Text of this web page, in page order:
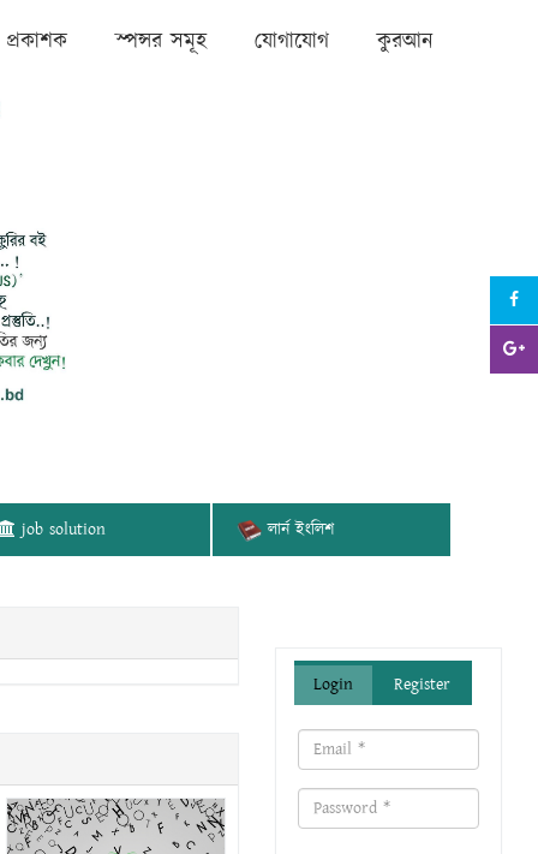
প্রকাশক স্পন্সর সমূহ যোগাযোগ কুরআন
job solution লার্ন ইংলিশ
Login Register